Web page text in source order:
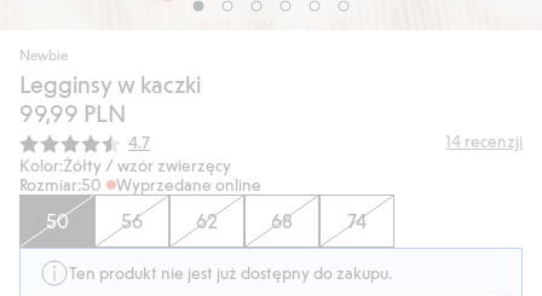
Newbie
Legginsy w kaczki
99,99 PLN
Średnia ocena:
4.7 14 recenzji
Kolor:Żółty / wzór zwierzęcy
Rozmiar:50 Wyprzedane online
50 56 62 68 74
Ten produkt nie jest już dostępny do zakupu.